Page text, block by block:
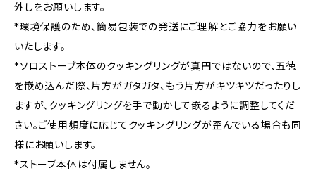
外しをお願いします。
*環境保護のため、簡易包装での発送にご理解とご協力をお願い
いたします。
*ソロストーブ本体のクッキングリングが真円ではないので、五徳
を嵌め込んだ際、片方がガタガタ、もう片方がキツキツだったりし
ますが、クッキングリングを手で動かして嵌るように調整してくだ
さい。ご使用頻度に応じてクッキングリングが歪んでいる場合も同
様にお願いします。
*ストーブ本体は付属しません。